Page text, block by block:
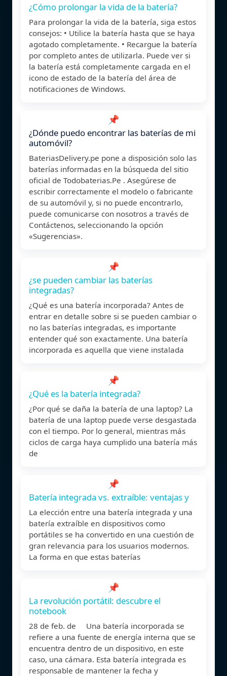
¿Cómo prolongar la vida de la batería?
Para prolongar la vida de la batería, siga estos
consejos: • Utilice la batería hasta que se haya
agotado completamente. • Recargue la batería
por completo antes de utilizarla. Puede ver si
la batería está completamente cargada en el
icono de estado de la batería del área de
notificaciones de Windows.
📌
¿Dónde puedo encontrar las baterías de mi
automóvil?
BateriasDelivery.pe pone a disposición solo las
baterías informadas en la búsqueda del sitio
oficial de Todobaterias.Pe . Asegúrese de
escribir correctamente el modelo o fabricante
de su automóvil y, si no puede encontrarlo,
puede comunicarse con nosotros a través de
Contáctenos, seleccionando la opción
«Sugerencias».
📌
¿se pueden cambiar las baterías
integradas?
¿Qué es una batería incorporada? Antes de
entrar en detalle sobre si se pueden cambiar o
no las baterías integradas, es importante
entender qué son exactamente. Una batería
incorporada es aquella que viene instalada
📌
¿Qué es la batería integrada?
¿Por qué se daña la batería de una laptop? La
batería de una laptop puede verse desgastada
con el tiempo. Por lo general, mientras más
ciclos de carga haya cumplido una batería más
de
📌
Batería integrada vs. extraíble: ventajas y
La elección entre una batería integrada y una
batería extraíble en dispositivos como
portátiles se ha convertido en una cuestión de
gran relevancia para los usuarios modernos.
La forma en que estas baterías
📌
La revolución portátil: descubre el
notebook
28 de feb. de Una batería incorporada se
refiere a una fuente de energía interna que se
encuentra dentro de un dispositivo, en este
caso, una cámara. Esta batería integrada es
responsable de mantener la fecha y